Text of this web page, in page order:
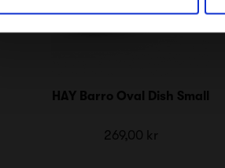
HAY Barro Oval Dish Small
269,00 kr